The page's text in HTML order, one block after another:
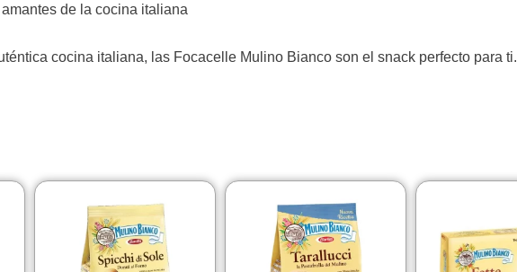
de la cocina italiana
cocina italiana, las Focacelle Mulino Bianco son el snack perfecto para ti.
Fascia
prodotto